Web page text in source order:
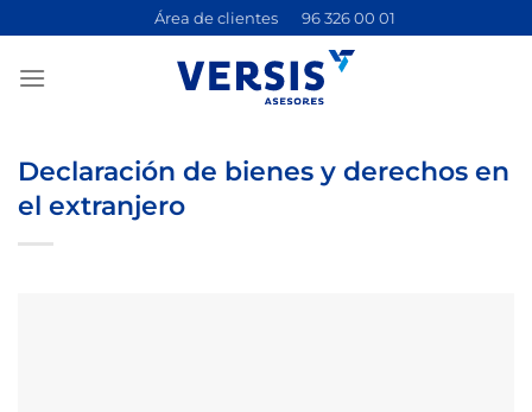
contenido
Área de clientes 96 326 00 01
Declaración de bienes y derechos en
el extranjero